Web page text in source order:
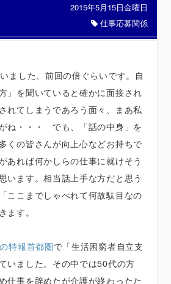
2015年5月15日金曜日
仕事応募関係
ました、前回の倍ぐらいです。自
」を聞いていると確かに面接され
れてしまうであろう面々、まあ私
ね・・・ でも、「話の中身」を
くの皆さんが向上心などお持ちで
あれば何かしらの仕事に就けそう
います。相当話上手な方だと思う
ここまでしゃべれて何故駄目なの
ます。
特報首都圏で「生活困窮者自立支
いました。その中では50代の方
仕事を辞めたが介護が終わったた